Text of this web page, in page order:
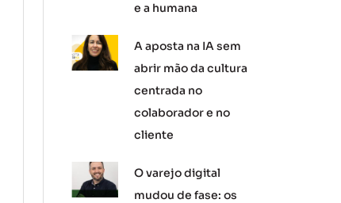
e a humana
A aposta na IA sem
abrir mão da cultura
centrada no
colaborador e no
cliente
O varejo digital
mudou de fase: os